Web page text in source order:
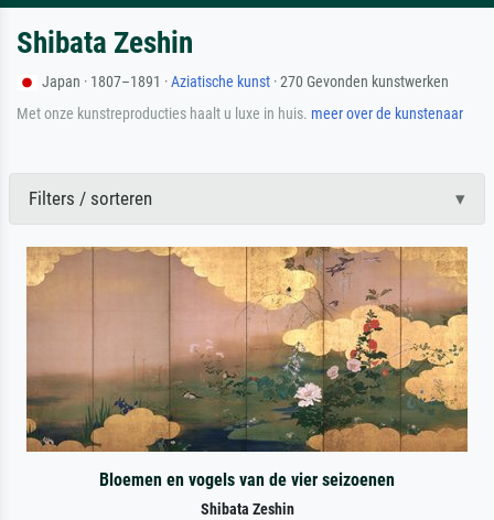
Shibata Zeshin
Japan · 1807–1891 ·Aziatische kunst · 270 Gevonden kunstwerken
Met onze kunstreproducties haalt u luxe in huis. meer over de kunstenaar
Filters / sorteren
Bloemen en vogels van de vier seizoenen
Shibata Zeshin